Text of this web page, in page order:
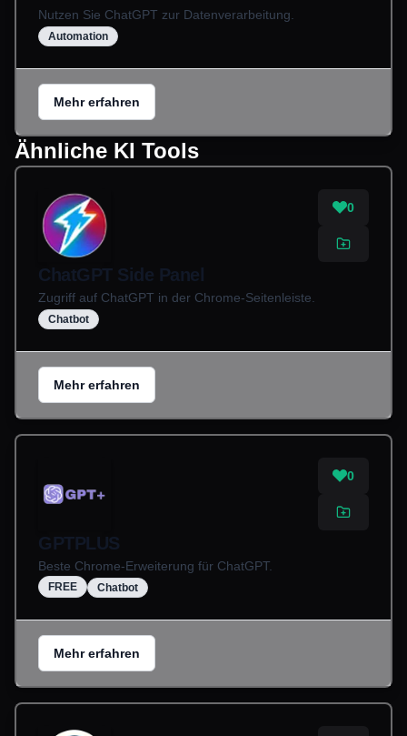
Nutzen Sie ChatGPT zur Datenverarbeitung.
Automation
Mehr erfahren
Ähnliche KI Tools
0
ChatGPT Side Panel
Zugriff auf ChatGPT in der Chrome-Seitenleiste.
Chatbot
Mehr erfahren
0
GPTPLUS
Beste Chrome-Erweiterung für ChatGPT.
FREE Chatbot
Mehr erfahren